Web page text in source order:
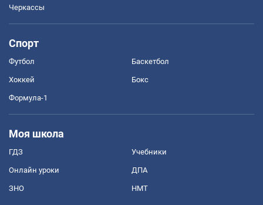
Черкассы
Спорт
Футбол Баскетбол
Хоккей Бокс
Формула-1
Моя школа
ГДЗ Учебники
Онлайн уроки ДПА
ЗНО НМТ